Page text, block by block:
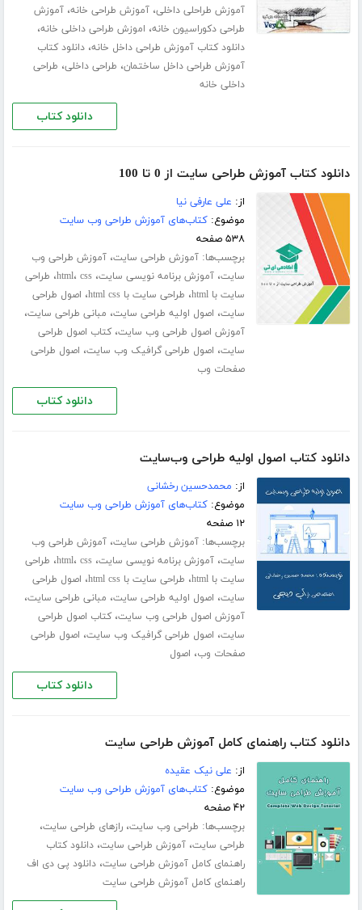
آموزش طراحلی داخلی،آموزش طراحی خانه،آموزش
طراحی دکوراسیون خانه، اموزش طراحی داخلی خانه،
دانلود کتاب آموزش طراحی داخل خانه،دانلود کتاب
آموزش طراحی داخل ساختمان، طراحی داخلی، طراحی
داخلی خانه
دانلود کتاب
دانلود کتاب آموزش طراحی سایت از 0 تا 100
از: علی عارفی نیا
موضوع:کتاب‌های آموزش طراحی وب سایت
۵۳۸ صفحه
برچسب‌ها:آموزش طراحی سایت،آموزش طراحی وب
سایت،آموزش برنامه نویسی سایت، html، css ، طراحی
سایت با html
، طراحی سایت با html css ، اصول طراحی
سایت، اصول اولیه طراحی سایت، مبانی طراحی سایت،
آموزش اصول طراحی وب سایت،کتاب اصول طراحی
سایت، اصول طراحی گرافیک وب سایت، اصول طراحی
صفحات وب
دانلود کتاب
دانلود کتاب اصول اولیه طراحی وب‌سایت
از: محمد‌حسین رخشانی
موضوع:کتاب‌های آموزش طراحی وب سایت
۱۲ صفحه
برچسب‌ها:آموزش طراحی سایت،آموزش طراحی وب
سایت،آموزش برنامه نویسی سایت، html، css ، طراحی
سایت با html
، طراحی سایت با html css ، اصول طراحی
سایت، اصول اولیه طراحی سایت، مبانی طراحی سایت،
آموزش اصول طراحی وب سایت،کتاب اصول طراحی
سایت، اصول طراحی گرافیک وب سایت، اصول طراحی
صفحات وب، اصول
دانلود کتاب
دانلود کتاب راهنمای کامل آموزش طراحی سایت
از: علی نیک عقیده
موضوع:کتاب‌های آموزش طراحی وب سایت
۴۲ صفحه
برچسب‌ها: طراحی وب سایت،رازهای طراحی سایت،
طراحی سایت،آموزش طراحی سایت،دانلود کتاب
راهنمای کامل آموزش طراحی سایت،دانلود پی دی اف
راهنمای کامل آموزش طراحی سایت